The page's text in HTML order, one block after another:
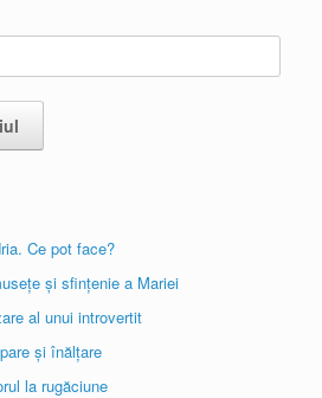
Ce pot face?
și sfințenie a Mariei
al unui introvertit
și înălțare
la rugăciune